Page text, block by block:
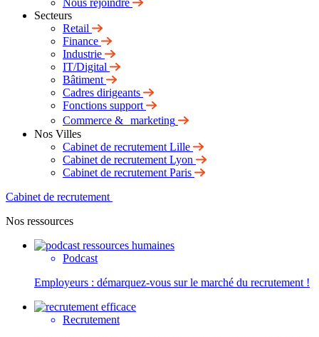
Nous rejoindre
Secteurs
Retail
Finance
Industrie
IT/Digital
Bâtiment
Cadres dirigeants
Fonctions support
Commerce & marketing
Nos Villes
Cabinet de recrutement Lille
Cabinet de recrutement Lyon
Cabinet de recrutement Paris
Cabinet de recrutement
Nos ressources
Podcast
Employeurs : démarquez-vous sur le marché du recrutement !
Recrutement